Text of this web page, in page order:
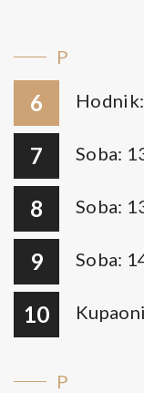
P
6
7 Soba:
8 Soba:
9 Soba:
10
P